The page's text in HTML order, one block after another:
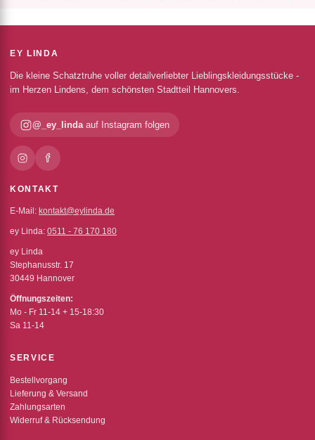
EY LINDA
Die kleine Schatztruhe voller detailverliebter Lieblingskleidungsstücke -
im Herzen Lindens, dem schönsten Stadtteil Hannovers.
@_ey_lindaauf Instagram folgen
KONTAKT
E-Mail: kontakt@eylinda.de
ey Linda: 0511 - 76 170 180
ey Linda
Stephanusstr. 17
30449 Hannover
Öffnungszeiten:
Mo - Fr 11-14 + 15-18:30
Sa 11-14
SERVICE
Bestellvorgang
Lieferung & Versand
Zahlungsarten
Widerruf & Rücksendung